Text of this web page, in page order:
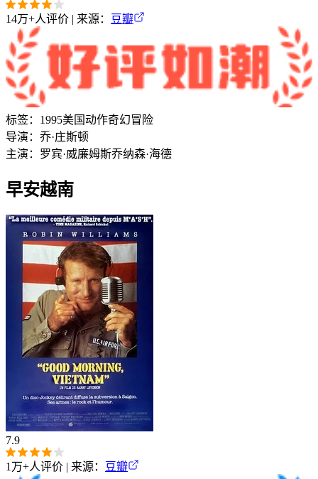
14万+人评价 | 来源： 豆瓣
标签： 1995美国动作奇幻冒险
导演： 乔·庄斯顿
主演： 罗宾·威廉姆斯乔纳森·海德
早安越南
7.9
1万+人评价 | 来源： 豆瓣